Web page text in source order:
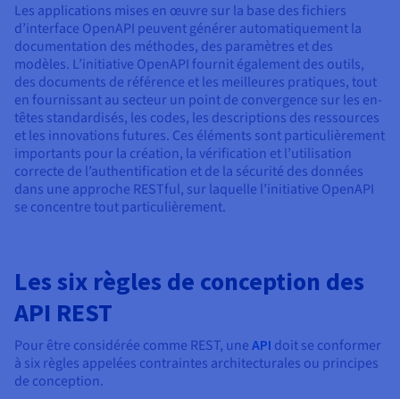
Les applications mises en œuvre sur la base des fichiers
d’interface OpenAPI peuvent générer automatiquement la
documentation des méthodes, des paramètres et des
modèles. L’initiative OpenAPI fournit également des outils,
des documents de référence et les meilleures pratiques, tout
en fournissant au secteur un point de convergence sur les en-
têtes standardisés, les codes, les descriptions des ressources
et les innovations futures. Ces éléments sont particulièrement
importants pour la création, la vérification et l’utilisation
correcte de l’authentification et de la sécurité des données
dans une approche RESTful, sur laquelle l’initiative OpenAPI
se concentre tout particulièrement.
Les six règles de conception des
API REST
Pour être considérée comme REST, une API doit se conformer
à six règles appelées contraintes architecturales ou principes
de conception.